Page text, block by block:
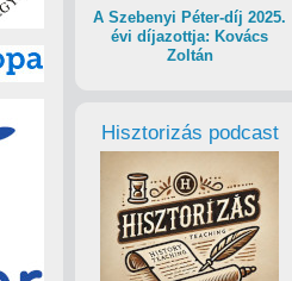
A Szebenyi Péter-díj 2025.
évi díjazottja: Kovács
Zoltán
Hisztorizás podcast